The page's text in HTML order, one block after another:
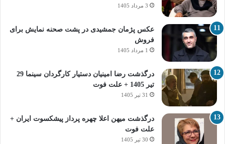
3 مرداد 1405
عکس پژمان جمشیدی در پشت صحنه نمایش برای
فروش
1 مرداد 1405
درگذشت رضا امینیان دستیار کارگردان سینما 29
تیر 1405 + علت فوت
31 تیر 1405
درگذشت میهن اعلا چهره پرداز پیشکسوت ایران +
علت فوت
30 تیر 1405